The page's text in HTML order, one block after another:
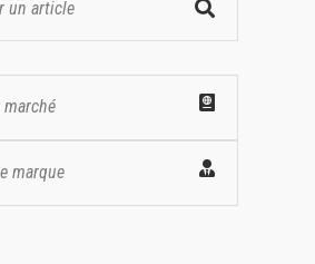
marque